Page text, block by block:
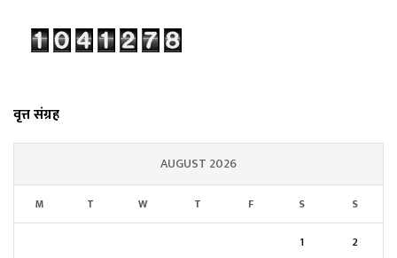
वृत्त संग्रह
AUGUST 2026
M T W T F S S
1
2